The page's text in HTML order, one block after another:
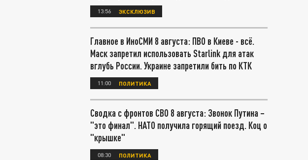
13:56 ЭКСКЛЮЗИВ
Главное в ИноСМИ 8 августа: ПВО в Киеве - всё.
Маск запретил использовать Starlink для атак
вглубь России. Украине запретили бить по КТК
11:00 ПОЛИТИКА
Сводка с фронтов СВО 8 августа: Звонок Путина –
"это финал". НАТО получила горящий поезд. Коц о
"крышке"
08:30 ПОЛИТИКА